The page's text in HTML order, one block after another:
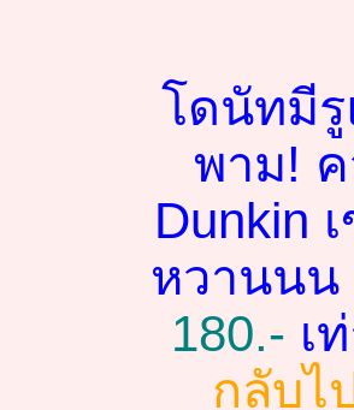
โดนัทมีรู
พาม!
Dunkin
หวานน
180.- เ
กลับไ